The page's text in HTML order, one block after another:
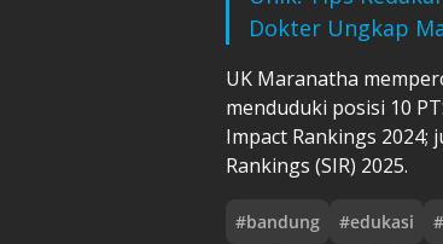
Dokter Ungkap
UK Maranatha
menduduki posisi 10
Impact Rankings 2024;
Rankings (SIR) 2025.
#bandung #edukasi #